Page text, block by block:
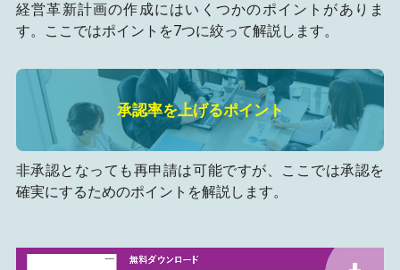
経営革新計画の作成にはいくつかのポイントがありま
す。ここではポイントを7つに絞って解説します。
承認率を上げるポイント
非承認となっても再申請は可能ですが、ここでは承認を
確実にするためのポイントを解説します。